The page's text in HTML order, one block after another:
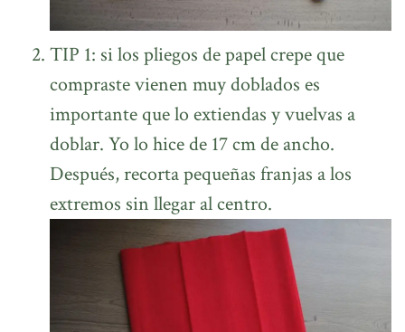
TIP 1: si los pliegos de papel crepe que
compraste vienen muy doblados es
importante que lo extiendas y vuelvas a
doblar. Yo lo hice de 17 cm de ancho.
Después, recorta pequeñas franjas a los
extremos sin llegar al centro.